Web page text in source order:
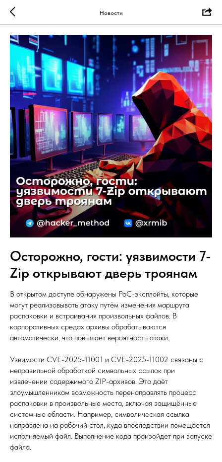
Новости
Осторожно, гости: уязвимости 7-
Zip открывают дверь троянам
В открытом доступе обнаружены PoC-эксплойты, которые
могут реализовывать атаку путём изменения маршрута
распаковки и встраивания произвольных файлов. В
корпоративных средах архивы обрабатываются
автоматически, что повышает вероятность атаки.
Узвимости CVE-2025-11001 и CVE-2025-11002 связаны с
неправильной обработкой символьных ссылок при
извлечении содержимого ZIP-архивов. Это даёт
злоумышленникам возможность перенаправлять процесс
распаковки в произвольные места, включая защищённые
системные области. Например, символическая ссылка
направлена на рабочий стол, куда впоследствии помещается
исполняемый файл. Выполнение кода произойдет при запуске
файла.